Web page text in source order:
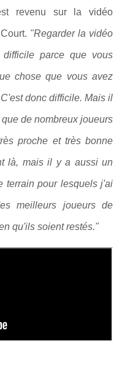
revenu sur la vidéo
"Regarder la vidéo
parce que vous
chose que vous avez
donc difficile. Mais il
de nombreux joueurs
proche et très bonne
là, mais il y a aussi un
terrain pour lesquels j'ai
meilleurs joueurs de
qu'ils soient restés."